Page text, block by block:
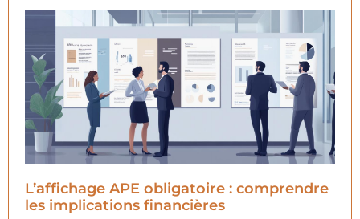
L’affichage APE obligatoire : comprendre
les implications financières